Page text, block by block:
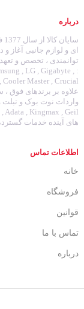
درباره
ای و لوازم جانبی آغاز و
توانمندی ، تخصص و
, LG , Gigabyte ,
علاوه بر برندهای فوق
های آینده خدمات
اطلاعات تماس
خانه
فروشگاه
قوانین
تماس با ما
درباره